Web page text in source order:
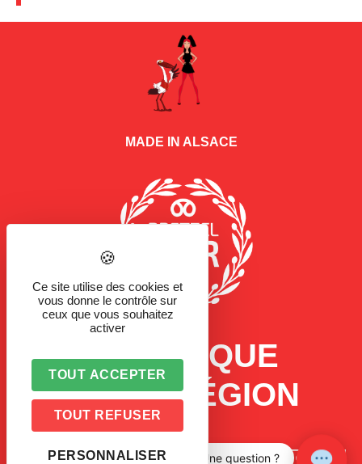
MADE IN ALSACE
LA MARQUE
D'UNE RÉGION
Une question ?
Ce site utilise des cookies et
vous donne le contrôle sur
ceux que vous souhaitez
activer
TOUT ACCEPTER
TOUT REFUSER
PERSONNALISER